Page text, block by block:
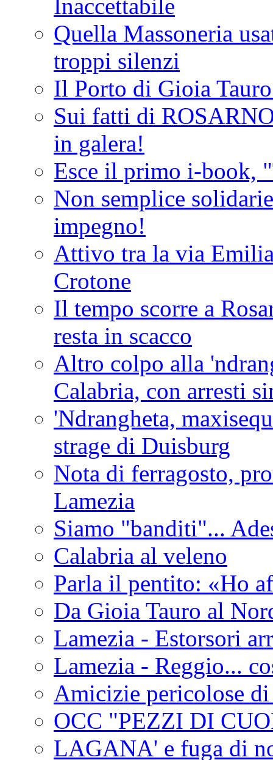
Inaccettabile
Quella Massoneria
troppi silenzi
Il Porto di Gioia
Sui fatti di
in galera!
Esce il primo i-book,
Non semplice
impegno!
Attivo tra la via
Crotone
Il tempo scorre a
resta in scacco
Altro colpo alla
Calabria, con arresti
'Ndrangheta,
strage di Duisburg
Nota di ferragosto,
Lamezia
Siamo "banditi"...
Calabria al veleno
Parla il pentito: «Ho
Da Gioia Tauro al
Lamezia - Estorsori
Lamezia - Reggio...
Amicizie pericolose
OCC "PEZZI DI
LAGANA' e fuga di